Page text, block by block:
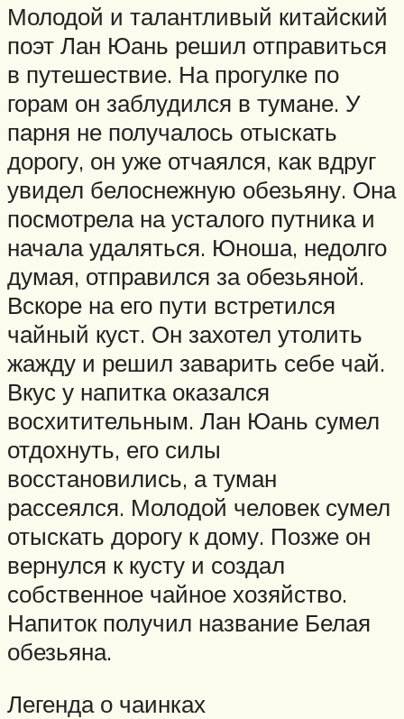
Молодой и талантливый китайский
поэт Лан Юань решил отправиться
в путешествие. На прогулке по
горам он заблудился в тумане. У
парня не получалось отыскать
дорогу, он уже отчаялся, как вдруг
увидел белоснежную обезьяну. Она
посмотрела на усталого путника и
начала удаляться. Юноша, недолго
думая, отправился за обезьяной.
Вскоре на его пути встретился
чайный куст. Он захотел утолить
жажду и решил заварить себе чай.
Вкус у напитка оказался
восхитительным. Лан Юань сумел
отдохнуть, его силы
восстановились, а туман
рассеялся. Молодой человек сумел
отыскать дорогу к дому. Позже он
вернулся к кусту и создал
собственное чайное хозяйство.
Напиток получил название Белая
обезьяна.
Легенда о чаинках